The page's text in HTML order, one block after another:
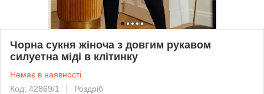
Чорна сукня жіноча з довгим рукавом
силуетна міді в клітинку
Немає в наявності
Код: 42869/1
Роздріб